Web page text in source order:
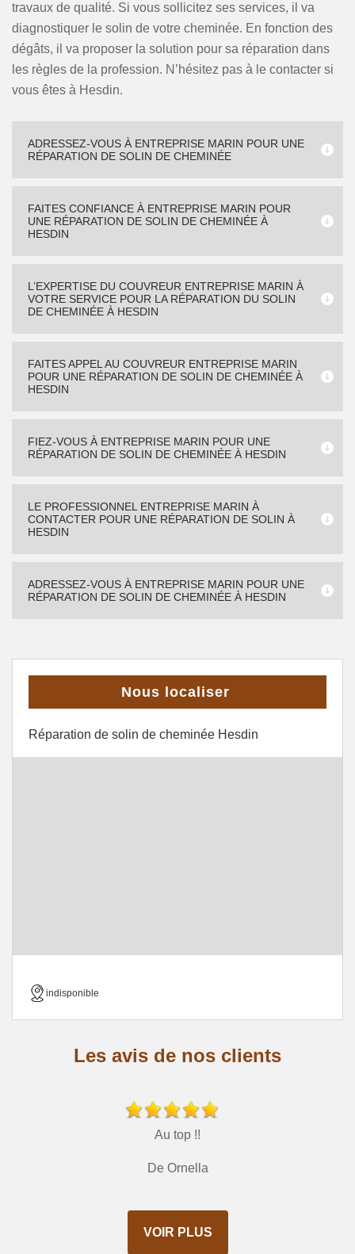
travaux de qualité. Si vous sollicitez ses services, il va
diagnostiquer le solin de votre cheminée. En fonction des
dégâts, il va proposer la solution pour sa réparation dans
les règles de la profession. N’hésitez pas à le contacter si
vous êtes à Hesdin.
ADRESSEZ-VOUS À ENTREPRISE MARIN POUR UNE
RÉPARATION DE SOLIN DE CHEMINÉE
FAITES CONFIANCE À ENTREPRISE MARIN POUR
UNE RÉPARATION DE SOLIN DE CHEMINÉE À
HESDIN
L’EXPERTISE DU COUVREUR ENTREPRISE MARIN À
VOTRE SERVICE POUR LA RÉPARATION DU SOLIN
DE CHEMINÉE À HESDIN
FAITES APPEL AU COUVREUR ENTREPRISE MARIN
POUR UNE RÉPARATION DE SOLIN DE CHEMINÉE À
HESDIN
FIEZ-VOUS À ENTREPRISE MARIN POUR UNE
RÉPARATION DE SOLIN DE CHEMINÉE À HESDIN
LE PROFESSIONNEL ENTREPRISE MARIN À
CONTACTER POUR UNE RÉPARATION DE SOLIN À
HESDIN
ADRESSEZ-VOUS À ENTREPRISE MARIN POUR UNE
RÉPARATION DE SOLIN DE CHEMINÉE À HESDIN
Nous localiser
Réparation de solin de cheminée Hesdin
indisponible
Les avis de nos clients
Au top !!
De Ornella
VOIR PLUS